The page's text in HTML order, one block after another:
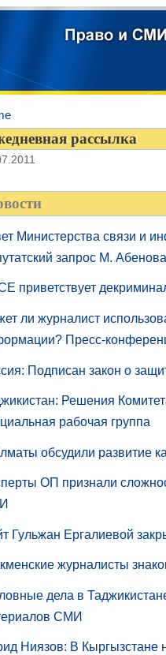
рассылка
Министерства связи и
запрос М. Абенова
приветствует
ли журналист
Пресс-
Подписан закон о
Решения
рабочая группа
обсудили развитие
ОП признали
Гульжан Ергалиевой
журналисты
дела в
СМИ
Ниязов: В Кыргызстане